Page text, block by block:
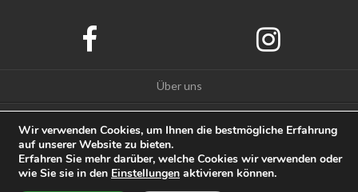
Über uns
Impressum
Wir verwenden Cookies, um Ihnen die bestmögliche Erfahrung
auf unserer Website zu bieten.
Erfahren Sie mehr darüber, welche Cookies wir verwenden oder
wie Sie sie in den Einstellungen aktivieren können.